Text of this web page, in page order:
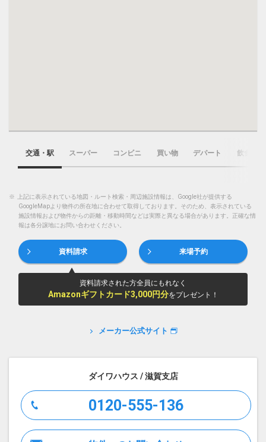
交通・駅 スーパー コンビニ 買い物 デパート 飲食店
※
上記に表示されている地図・ルート検索・周辺施設情報は、Google社が提供する
GoogleMapより物件の所在地に合わせて取得しております。そのため、表示されている
施設情報および物件からの距離・移動時間などは実際と異なる場合があります。正確な情
報は各分譲地にお問い合わせください。
資料請求 来場予約
資料請求された方全員にもれなく
Amazonギフトカード3,000円分をプレゼント！
メーカー公式サイト
ダイワハウス / 滋賀支店
0120-555-136